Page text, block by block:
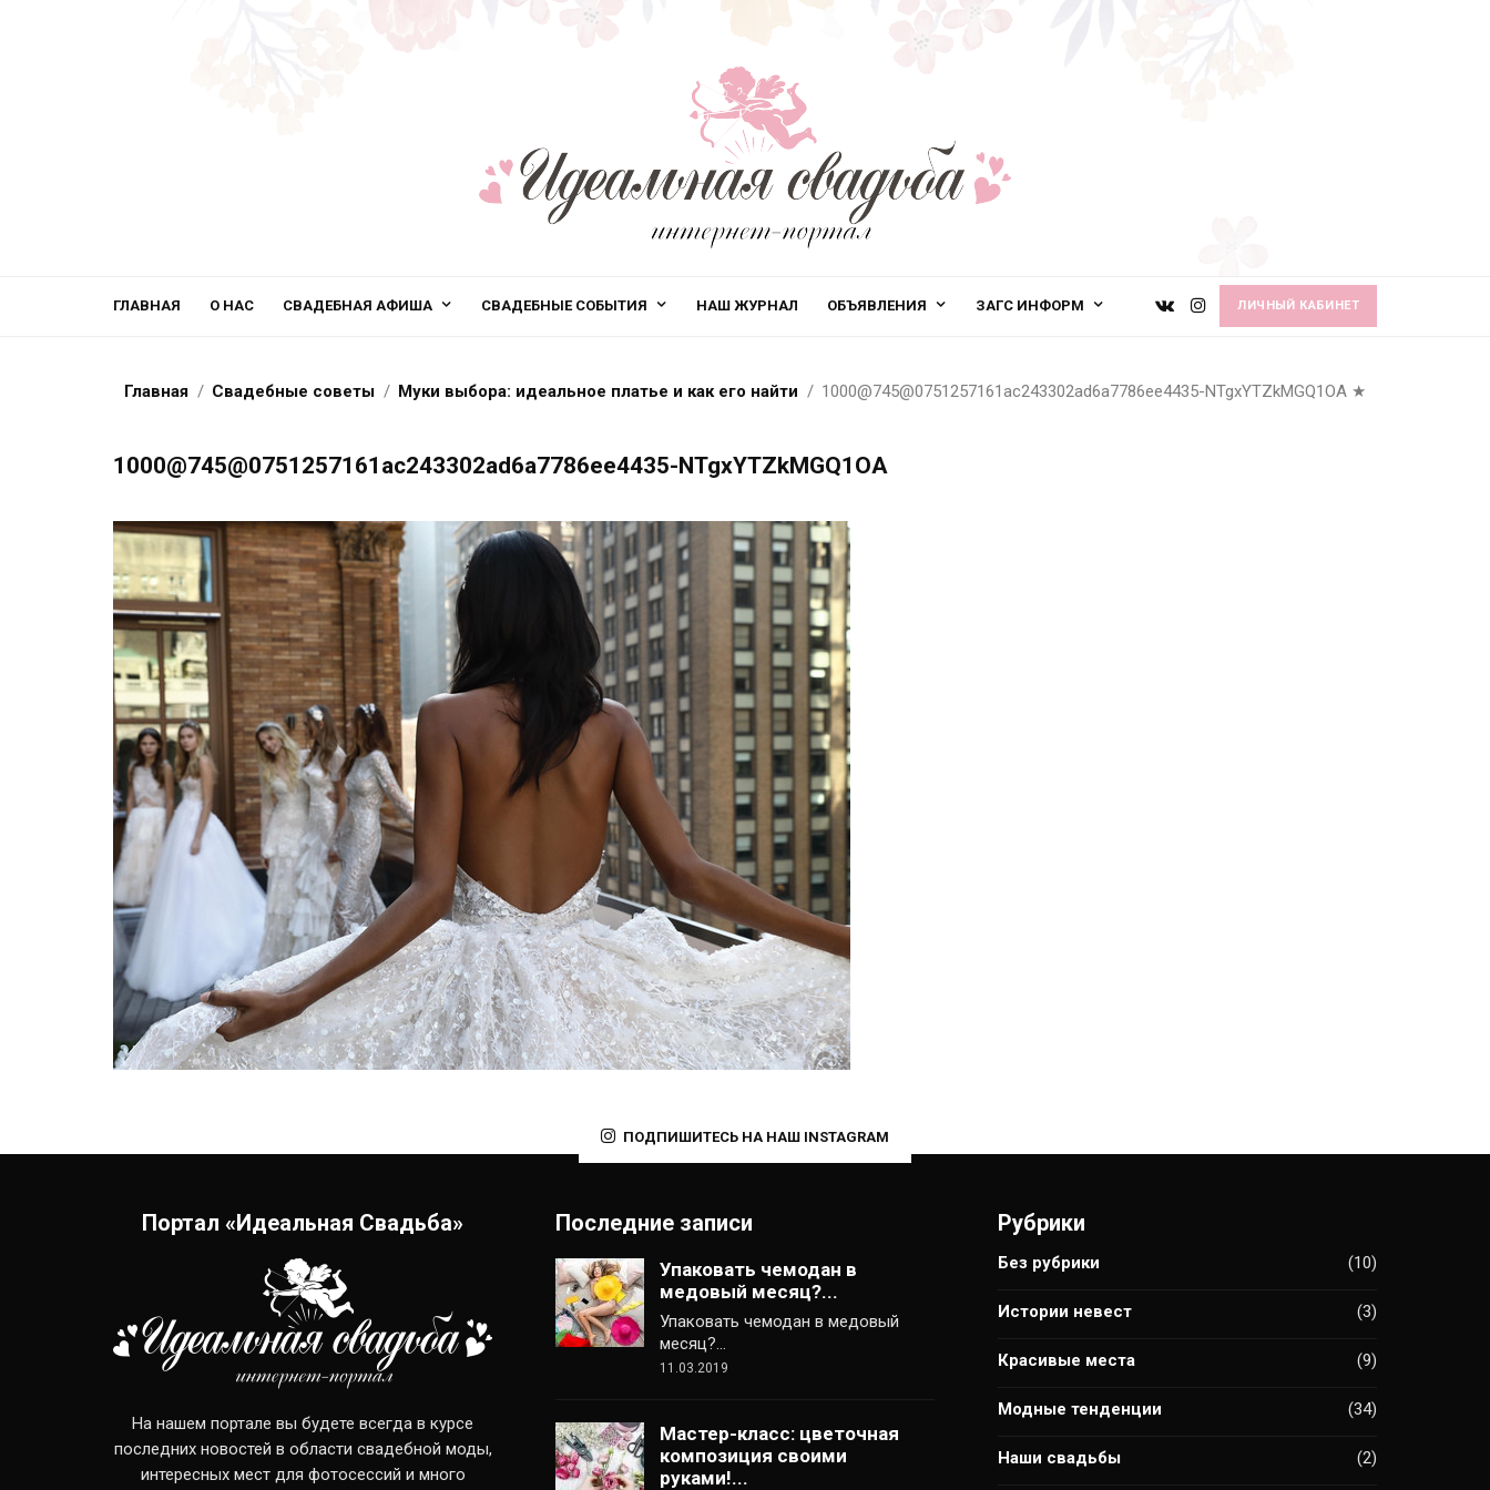
ГЛАВНАЯ О НАС СВАДЕБНАЯ АФИША СВАДЕБНЫЕ СОБЫТИЯ НАШ ЖУРНАЛ ОБЪЯВЛЕНИЯ ЗАГС ИНФОРМ ЛИЧНЫЙ КАБИНЕТ
Главная Свадебные советы Муки выбора: идеальное платье и как его найти 1000@745@0751257161ac243302ad6a7786ee4435-NTgxYTZkMGQ1OA ★
1000@745@0751257161ac243302ad6a7786ee4435-NTgxYTZkMGQ1OA
ПОДПИШИТЕСЬ НА НАШ INSTAGRAM
Портал «Идеальная Свадьба»
На нашем портале вы будете всегда в курсе
последних новостей в области свадебной моды,
интересных мест для фотосессий и много
Последние записи
Упаковать чемодан в
медовый месяц?...
Упаковать чемодан в медовый
месяц?…
11.03.2019
Мастер-класс: цветочная
композиция своими
руками!...
Рубрики
Без рубрики (10)
Истории невест (3)
Красивые места (9)
Модные тенденции (34)
Наши свадьбы (2)